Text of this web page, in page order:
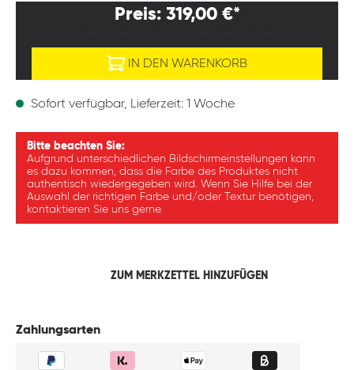
Preis: 319,00 €*
IN DEN WARENKORB
Sofort verfügbar, Lieferzeit: 1 Woche
Bitte beachten Sie:
Aufgrund unterschiedlichen Bildschirmeinstellungen kann
es dazu kommen, dass die Farbe des Produktes nicht
authentisch wiedergegeben wird. Wenn Sie Hilfe bei der
Auswahl der richtigen Farbe und/oder Textur benötigen,
kontaktieren Sie uns gerne.
ZUM MERKZETTEL HINZUFÜGEN
Zahlungsarten